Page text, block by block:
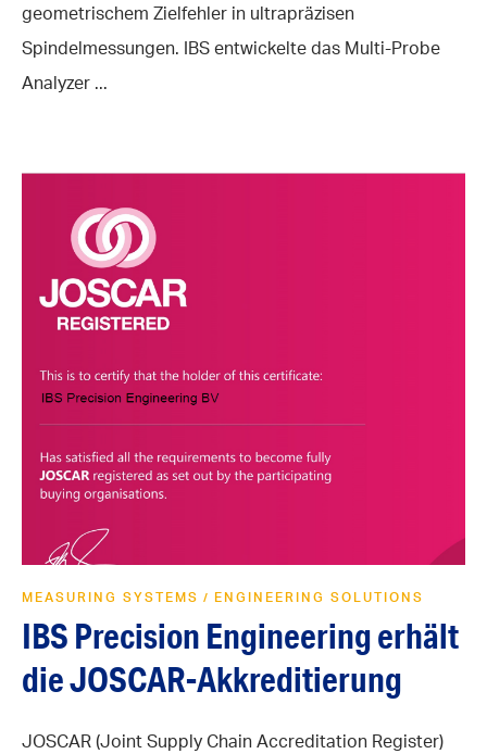
geometrischem Zielfehler in ultrapräzisen
Spindelmessungen. IBS entwickelte das Multi-Probe
Analyzer ...
MEASURING SYSTEMS / ENGINEERING SOLUTIONS
IBS Precision Engineering erhält
die JOSCAR-Akkreditierung
JOSCAR (Joint Supply Chain Accreditation Register)